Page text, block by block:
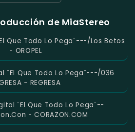
de MiaStereo
Que Todo Lo Pega¨---/Los Betos
- OROPEL
¨El Que Todo Lo Pega¨---/036
- REGRESA
¨El Que Todo Lo Pega¨--
- CORAZON.COM